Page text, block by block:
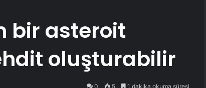
bir asteroit
oluşturabilir
0 5 1 dakika okuma süresi